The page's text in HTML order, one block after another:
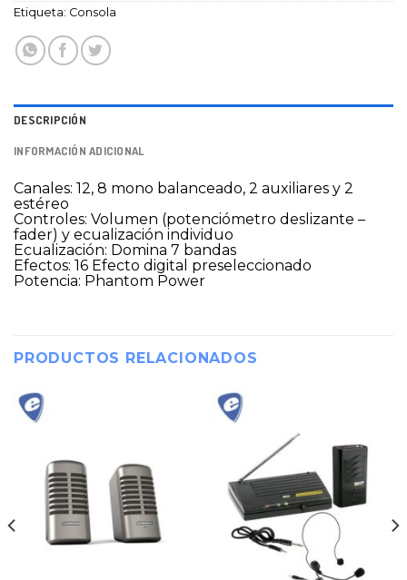
Etiqueta: Consola
DESCRIPCIÓN
INFORMACIÓN ADICIONAL
Canales: 12, 8 mono balanceado, 2 auxiliares y 2
estéreo
Controles: Volumen (potenciómetro deslizante –
fader) y ecualización individuo
Ecualización: Domina 7 bandas
Efectos: 16 Efecto digital preseleccionado
Potencia: Phantom Power
PRODUCTOS RELACIONADOS